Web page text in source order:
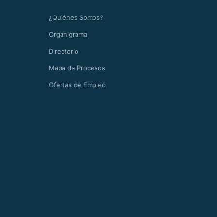
¿Quiénes Somos?
Organigrama
Directorio
Mapa de Procesos
Ofertas de Empleo